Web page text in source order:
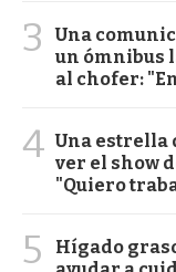
3
Una
un ómnibus
al chofer:
4 Una estrella
ver el show
"Quiero
5
Hígado